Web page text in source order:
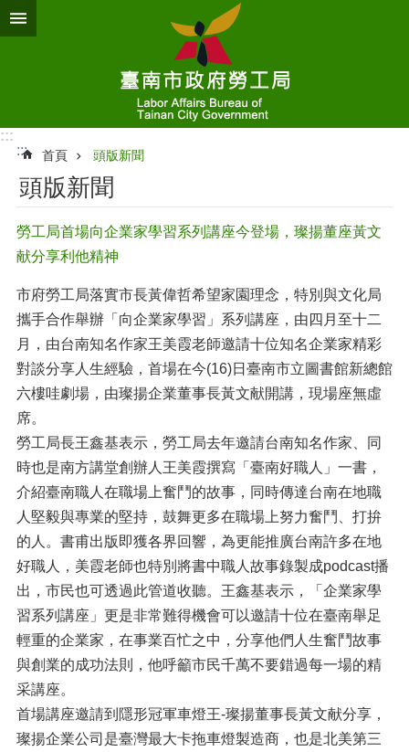
跳到主要內容區塊
:::
:::
首頁 頭版新聞
頭版新聞
勞工局首場向企業家學習系列講座今登場，璨揚董座黃文
献分享利他精神
市府勞工局落實市長黃偉哲希望家園理念，特別與文化局
攜手合作舉辦「向企業家學習」系列講座，由四月至十二
月，由台南知名作家王美霞老師邀請十位知名企業家精彩
對談分享人生經驗，首場在今(16)日臺南市立圖書館新總館
六樓哇劇場，由璨揚企業董事長黃文献開講，現場座無虛
席。
勞工局長王鑫基表示，勞工局去年邀請台南知名作家、同
時也是南方講堂創辦人王美霞撰寫「臺南好職人」一書，
介紹臺南職人在職場上奮鬥的故事，同時傳達台南在地職
人堅毅與專業的堅持，鼓舞更多在職場上努力奮鬥、打拚
的人。書甫出版即獲各界回響，為更能推廣台南許多在地
好職人，美霞老師也特別將書中職人故事錄製成podcast播
出，市民也可透過此管道收聽。王鑫基表示，「企業家學
習系列講座」更是非常難得機會可以邀請十位在臺南舉足
輕重的企業家，在事業百忙之中，分享他們人生奮鬥故事
與創業的成功法則，他呼籲市民千萬不要錯過每一場的精
采講座。
首場講座邀請到隱形冠軍車燈王­-璨揚董事長黃文献分享，
璨揚企業公司是臺灣最大卡拖車燈製造商，也是北美第三